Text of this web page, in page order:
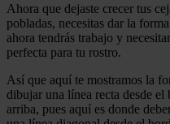
Ahora que dejaste crecer tus
pobladas, necesitas dar la
ahora tendrás trabajo y
perfecta para tu rostro.
Así que aquí te mostramos la
dibujar una línea recta desde el
arriba, pues aquí es donde